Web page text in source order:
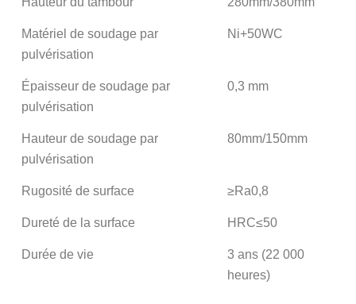
Matériel de soudage par
pulvérisation
Ni+50WC
Épaisseur de soudage par
pulvérisation
0,3 mm
Hauteur de soudage par
pulvérisation
80mm/150mm
Rugosité de surface ≥Ra0,8
Dureté de la surface HRC≤50
Durée de vie
3 ans (22 000
heures)